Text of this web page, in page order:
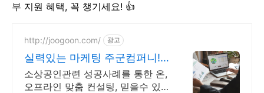
부 지원 혜택, 꼭 챙기세요! 👍
http://joogoon.com/ 광고
실력있는 마케팅 주군컴퍼니!
광고 성과는 톡톡히!
소상공인관련 성공사례를 통한 온,
오프라인 맞춤 컨설팅, 믿을수 있